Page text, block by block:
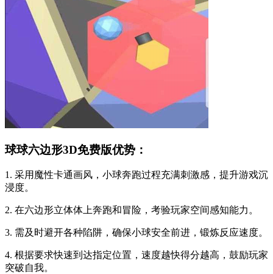
球球六边形3D免费版优势：
1. 采用魔性卡通画风，小球奔跑过程充满刺激感，提升游戏沉
浸度。
2. 在六边形立体体上奔跑和冒险，考验玩家空间感知能力。
3. 需及时避开各种陷阱，确保小球安全前进，锻炼反应速度。
4. 根据要求快速到达指定位置，速度越快得分越高，鼓励玩家
突破自我。